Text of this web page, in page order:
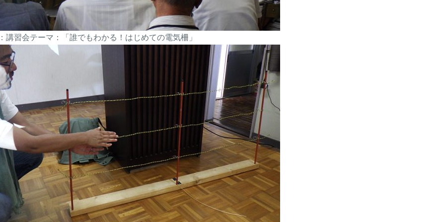
講習会テーマ：「誰でもわかる！はじめての電気柵」